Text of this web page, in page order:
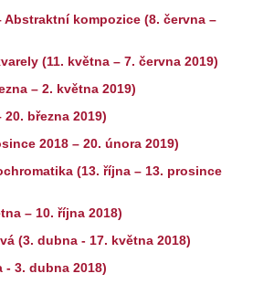
kompozice (8. června –
(11. května – 7. června 2019)
– 2. května 2019)
března 2019)
2018 – 20. února 2019)
(13. října – 13. prosince
– 10. října 2018)
(3. dubna - 17. května 2018)
- 3. dubna 2018)